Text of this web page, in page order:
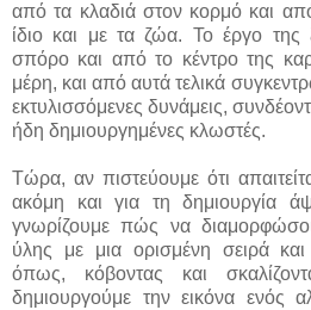
από τα κλαδιά στον κορμό και
ίδιο και με τα ζώα. Το έργο της
σπόρο και από το κέντρο της
μέρη, και από αυτά τελικά
εκτυλισσόμενες δυνάμεις,
ήδη δημιουργημένες κλωστές.
Τώρα, αν πιστεύουμε ότι
ακόμη και για τη δημιουργία
γνωρίζουμε πώς να
ύλης με μια ορισμένη σειρά
όπως, κόβοντας και
δημιουργούμε την εικόνα ενός